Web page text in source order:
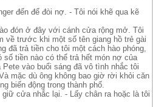
đến để đòi nợ. - Tôi nói khẽ qua kẽ
đón ở đây với cánh cửa rộng mở. Tôi
về trước khi một số tên giang hồ trẻ gài
đã trả tiền cho tôi một cách hào phóng,
số tiền nào có thể trả hết món nợ của
vào buổi sáng đã vô tình nhắc tôi
mặc dù ông không bao giờ rời khỏi căn
biến động trong thành phố.
cửa nhắc lại. - Lấy chân ra hoặc là tôi